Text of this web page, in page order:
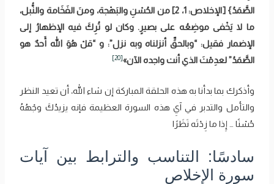
الصَّمَدُ} [الإخلاص: 1، 2] من الحُسْنِ والبَهْجة، ومنَ الفَخَامة والنُّبل،
ما لا يَخْفى موضِعُه على بصيرٍ. وكان لو تُرِكَ فيه الإظهارُ إلى
الإضمار فقيل: “وبالحقِّ أنزلناه وبه نزل”: و “قلْ هُوَ الله أَحدٌ هو
الصَّمَدُ” لعدِمْتَ الذي أنت واجده الآن»[20]
وأذكرك بما بدأنا به هذه الحلقة المباركة إن شاء الله، أن تعيد النظر
والتأمل والتدبر في آيِ هذه السورة العظيمة فإنه ‌يزيدُكَ ‌وجْهُهُ
‌حُسْنًا … إِذا ما زِدْتَه نَظَرًا
سادسًا: التناسب والترابط بين آيات
سورة الإخلاص